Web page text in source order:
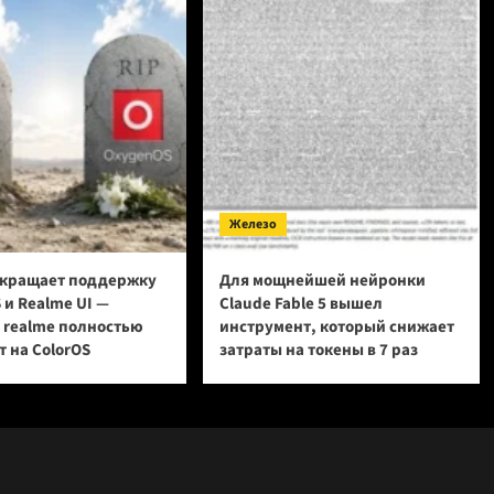
поддержку
и Realme UI —
realme полностью
на ColorOS
Железо
Для мощнейшей нейронки
Claude Fable 5 вышел
инструмент, который снижает
затраты на токены в 7 раз